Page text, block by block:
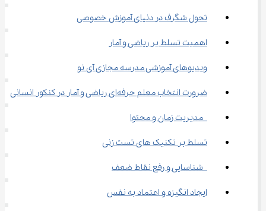
تحول شگرف در دنیای آموزش خصوصی
اهمیت تسلط بر ریاضی و آمار
ویدیوهای آموزشی مدرسه مجازی آی ‌نو
ضرورت انتخاب معلم حرفه‌ای ریاضی و آمار در کنکور انسانی
مدیریت زمان و محتوا
تسلط بر تکنیک‌ های تست ‌زنی
شناسایی و رفع نقاط ضعف
ایجاد انگیزه و اعتماد به نفس